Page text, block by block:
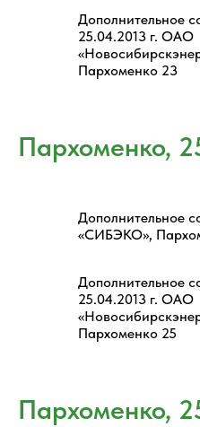
Дополнительное
25.04.2013 г. ОАО
Пархоменко 23
Пархоменко,
Дополнительное
«СИБЭКО»,
Дополнительное
25.04.2013 г. ОАО
Пархоменко 25
Пархоменко,